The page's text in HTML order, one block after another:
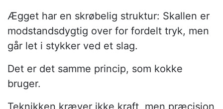
Ægget har en skrøbelig struktur: Skallen er
modstandsdygtig over for fordelt tryk, men
går let i stykker ved et slag.
Det er det samme princip, som kokke
bruger.
Teknikken kræver ikke kraft, men præcision